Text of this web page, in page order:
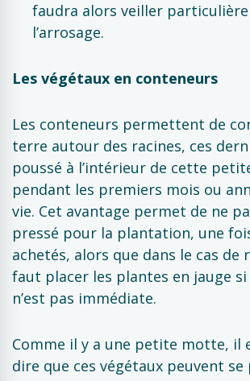
faudra alors veiller
l’arrosage.
Les végétaux en conteneurs
Les conteneurs permettent de
terre autour des racines, ces
poussé à l’intérieur de cette
pendant les premiers mois ou
vie. Cet avantage permet de ne
pressé pour la plantation, une
achetés, alors que dans le cas de
faut placer les plantes en jauge
n’est pas immédiate.
Comme il y a une petite motte, il
dire que ces végétaux peuvent